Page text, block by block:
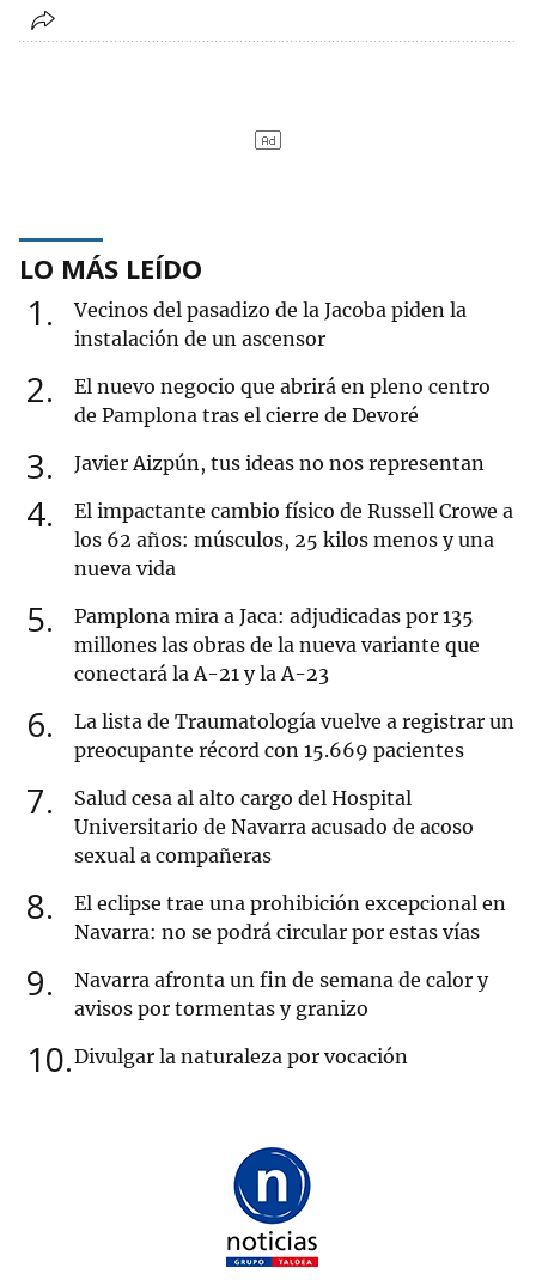
LO MÁS LEÍDO
1
Vecinos del pasadizo de la Jacoba piden la
instalación de un ascensor
2
El nuevo negocio que abrirá en pleno centro
de Pamplona tras el cierre de Devoré
3 Javier Aizpún, tus ideas no nos representan
4
El impactante cambio físico de Russell Crowe a
los 62 años: músculos, 25 kilos menos y una
nueva vida
5
Pamplona mira a Jaca: adjudicadas por 135
millones las obras de la nueva variante que
conectará la A-21 y la A-23
6
La lista de Traumatología vuelve a registrar un
preocupante récord con 15.669 pacientes
7
Salud cesa al alto cargo del Hospital
Universitario de Navarra acusado de acoso
sexual a compañeras
8
El eclipse trae una prohibición excepcional en
Navarra: no se podrá circular por estas vías
9
Navarra afronta un fin de semana de calor y
avisos por tormentas y granizo
10 Divulgar la naturaleza por vocación